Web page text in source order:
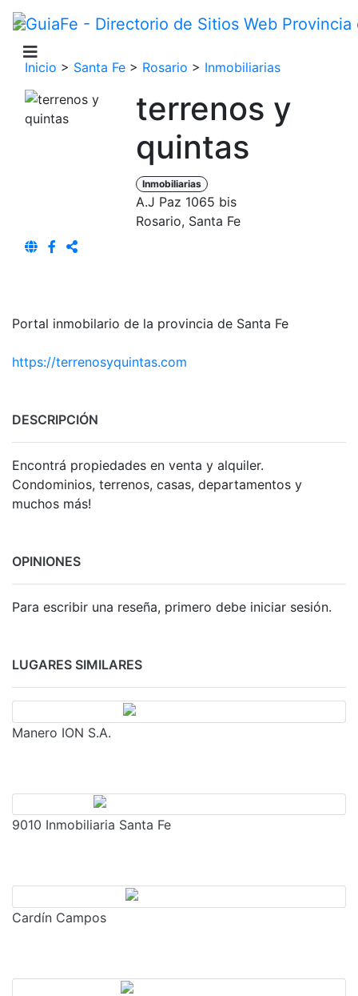
Inicio > Santa Fe > Rosario > Inmobiliarias
terrenos y
quintas
Inmobiliarias
A.J Paz 1065 bis
Rosario, Santa Fe
Portal inmobilario de la provincia de Santa Fe
https://terrenosyquintas.com
DESCRIPCIÓN
Encontrá propiedades en venta y alquiler.
Condominios, terrenos, casas, departamentos y
muchos más!
OPINIONES
Para escribir una reseña, primero debe iniciar sesión.
LUGARES SIMILARES
Manero ION S.A.
9010 Inmobiliaria Santa Fe
Cardín Campos